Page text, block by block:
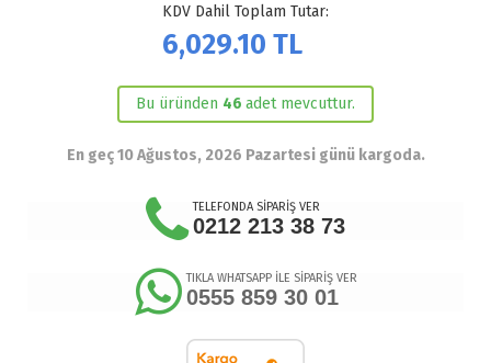
KDV Dahil Toplam Tutar:
6,029.10 TL
Bu üründen 46 adet mevcuttur.
En geç 10 Ağustos, 2026 Pazartesi günü kargoda.
TELEFONDA SİPARİŞ VER
0212 213 38 73
TIKLA WHATSAPP İLE SİPARİŞ VER
0555 859 30 01